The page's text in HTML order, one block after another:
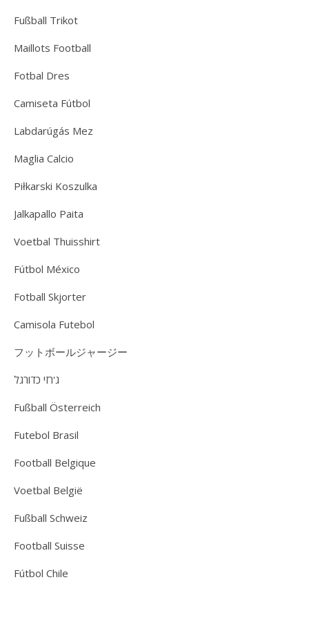
Fußball Trikot
Maillots Football
Fotbal Dres
Camiseta Fútbol
Labdarúgás Mez
Maglia Calcio
Piłkarski Koszulka
Jalkapallo Paita
Voetbal Thuisshirt
Fútbol México
Fotball Skjorter
Camisola Futebol
フットボールジャージー
ג'רזי כדורגל
Fußball Österreich
Futebol Brasil
Football Belgique
Voetbal België
Fußball Schweiz
Football Suisse
Fútbol Chile